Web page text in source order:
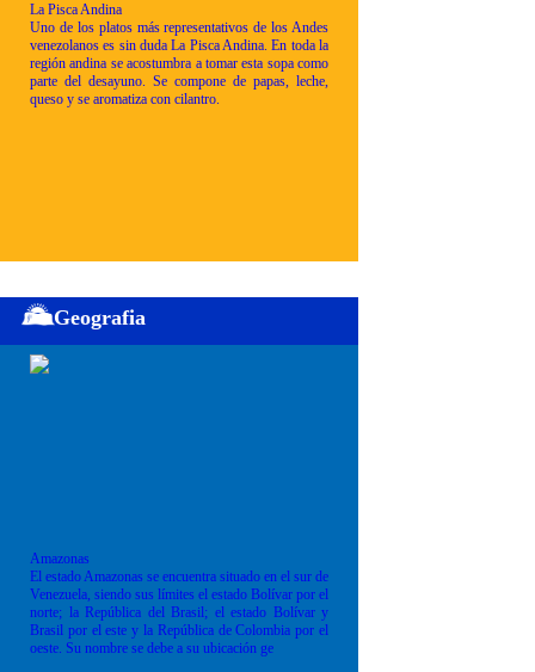
La Pisca Andina
Uno de los platos más representativos de los Andes
venezolanos es sin duda La Pisca Andina. En toda la
región andina se acostumbra a tomar esta sopa como
parte del desayuno. Se compone de papas, leche,
queso y se aromatiza con cilantro.
Geografia
Amazonas
El estado Amazonas se encuentra situado en el sur de
Venezuela, siendo sus límites el estado Bolívar por el
norte; la República del Brasil; el estado Bolívar y
Brasil por el este y la República de Colombia por el
oeste. Su nombre se debe a su ubicación ge